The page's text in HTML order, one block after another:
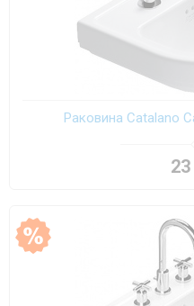
Раковина Catalano